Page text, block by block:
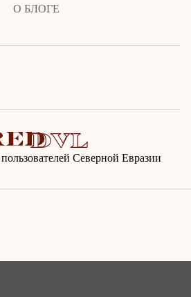
О БЛОГЕ
Северной Евразии